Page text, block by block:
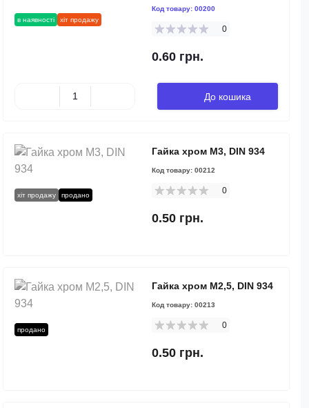
в наявності хіт продажу
Код товару: 00200
0
0.60 грн.
До кошика
хіт продажу продано
Гайка хром М3, DIN 934
Код товару: 00212
0
0.50 грн.
продано
Гайка хром М2,5, DIN 934
Код товару: 00213
0
0.50 грн.